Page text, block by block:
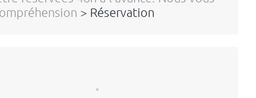
> Réservation